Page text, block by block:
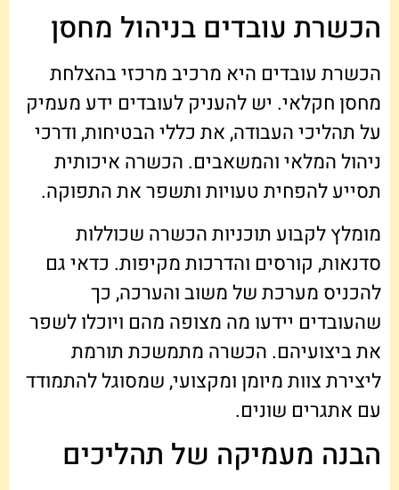
הכשרת עובדים בניהול מחסן
הכשרת עובדים היא מרכיב מרכזי בהצלחת
מחסן חקלאי. יש להעניק לעובדים ידע מעמיק
על תהליכי העבודה, את כללי הבטיחות, ודרכי
ניהול המלאי והמשאבים. הכשרה איכותית
תסייע להפחית טעויות ותשפר את התפוקה.
מומלץ לקבוע תוכניות הכשרה שכוללות
סדנאות, קורסים והדרכות מקיפות. כדאי גם
להכניס מערכת של משוב והערכה, כך
שהעובדים יידעו מה מצופה מהם ויוכלו לשפר
את ביצועיהם. הכשרה מתמשכת תורמת
ליצירת צוות מיומן ומקצועי, שמסוגל להתמודד
עם אתגרים שונים.
הבנה מעמיקה של תהליכים